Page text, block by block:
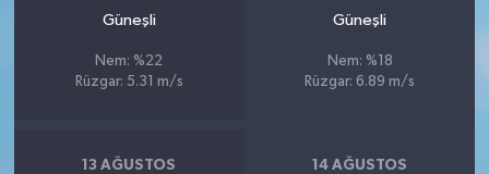
Güneşli
Nem: %22
Rüzgar: 5.31 m/s
Güneşli
Nem: %18
Rüzgar: 6.89 m/s
13 AĞUSTOS 14 AĞUSTOS